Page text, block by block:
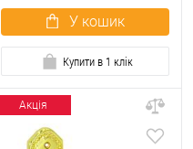
У кошик
Купити в 1 клік
Акція